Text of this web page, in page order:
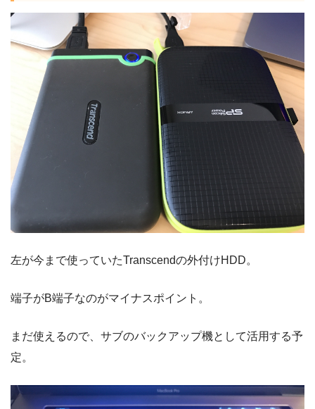
左が今まで使っていたTranscendの外付けHDD。
端子がB端子なのがマイナスポイント。
まだ使えるので、サブのバックアップ機として活用する予
定。